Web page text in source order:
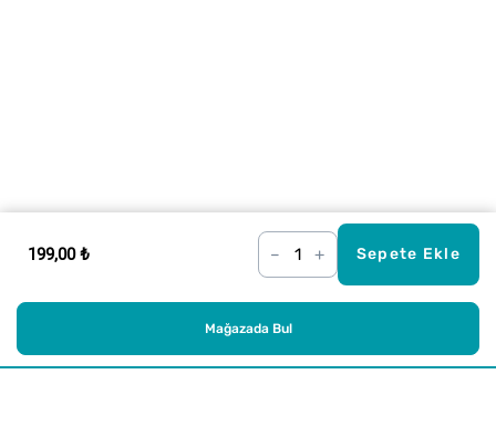
199,00 ₺ – + Sepete Ekle
Mağazada Bul